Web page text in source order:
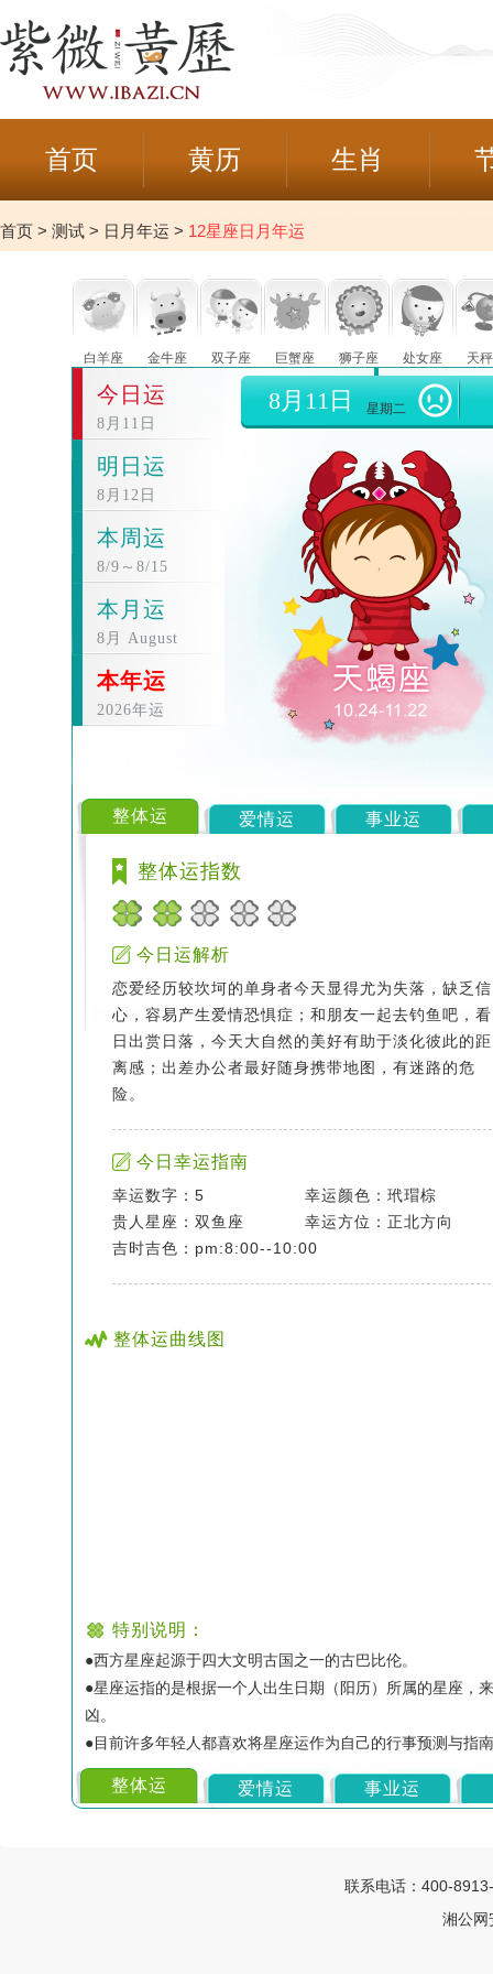
首页 黄历 生肖
首页 > 测试 > 日月年运 > 12星座日月年运
白羊座 金牛座 双子座 巨蟹座 狮子座 处女座 天
今日运
8月11日
明日运
8月12日
本周运
8/9～8/15
本月运
8月 August
本年运
2026年运
8月11日 星期二
整体运 爱情运 事业运
整体运指数
今日运解析
恋爱经历较坎坷的单身者今天显得尤为失落，缺乏信
心，容易产生爱情恐惧症；和朋友一起去钓鱼吧，看
日出赏日落，今天大自然的美好有助于淡化彼此的距
离感；出差办公者最好随身携带地图，有迷路的危
险。
今日幸运指南
幸运数字：5
幸运颜色：玳瑁棕
贵人星座：双鱼座
幸运方位：正北方向
吉时吉色：pm:8:00--10:00
整体运曲线图
特别说明：
●西方星座起源于四大文明古国之一的古巴比伦。
●星座运指的是根据一个人出生日期（阳历）所属的星座，
凶。
●目前许多年轻人都喜欢将星座运作为自己的行事预测与指
整体运 爱情运 事业运
联系电话：400-
湘公网